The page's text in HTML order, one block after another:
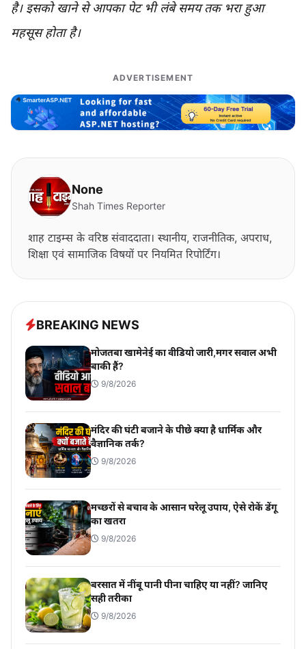
है। इसको खाने से आपका पेट भी लंबे समय तक भरा हुआ
महसूस होता है।
ADVERTISEMENT
None
Shah Times Reporter
शाह टाइम्स के वरिष्ठ संवाददाता। स्थानीय, राजनीतिक, अपराध,
शिक्षा एवं सामाजिक विषयों पर नियमित रिपोर्टिंग।
BREAKING NEWS
मोजतबा खामेनेई का वीडियो जारी,मगर सवाल अभी
बाकी हैं?
9/8/2026
मंदिर की घंटी बजाने के पीछे क्या है धार्मिक और
वैज्ञानिक तर्क?
9/8/2026
मच्छरों से बचाव के आसान घरेलू उपाय, ऐसे रोकें डेंगू
का खतरा
9/8/2026
बरसात में नींबू पानी पीना चाहिए या नहीं? जानिए
सही तरीका
9/8/2026